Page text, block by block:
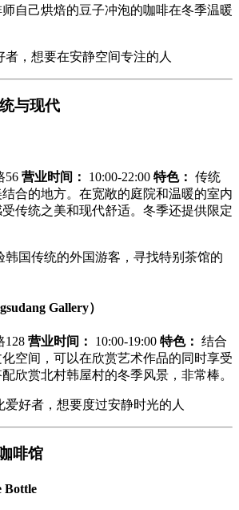
师自己烘焙的豆子冲泡的咖啡在冬季温暖
者，想要在安静空间专注的人
与现代
56 营业时间： 10:00-22:00 特色： 传统
合的地方。在宽敞的庭院和温暖的室内
传统之美和现代舒适。冬季还提供限定
韩国传统的外国游客，寻找特别茶馆的
Gallery）
128 营业时间： 10:00-19:00 特色： 结合
空间，可以在欣赏艺术作品的同时享受
欣赏北村韩屋村的冬季风景，非常棒。
爱好者，想要度过安静时光的人
啡馆
Bottle